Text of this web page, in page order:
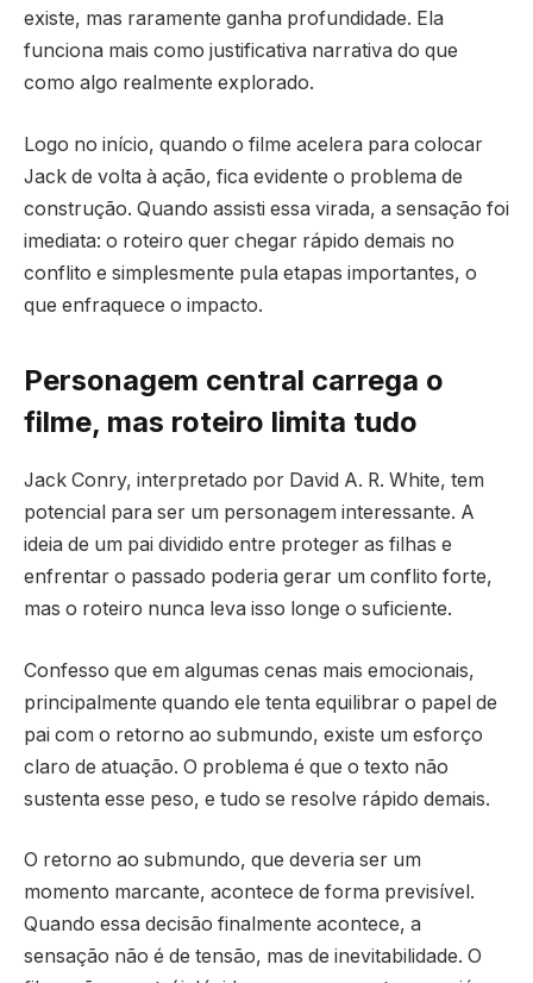
existe, mas raramente ganha profundidade. Ela
funciona mais como justificativa narrativa do que
como algo realmente explorado.
Logo no início, quando o filme acelera para colocar
Jack de volta à ação, fica evidente o problema de
construção. Quando assisti essa virada, a sensação foi
imediata: o roteiro quer chegar rápido demais no
conflito e simplesmente pula etapas importantes, o
que enfraquece o impacto.
Personagem central carrega o
filme, mas roteiro limita tudo
Jack Conry, interpretado por David A. R. White, tem
potencial para ser um personagem interessante. A
ideia de um pai dividido entre proteger as filhas e
enfrentar o passado poderia gerar um conflito forte,
mas o roteiro nunca leva isso longe o suficiente.
Confesso que em algumas cenas mais emocionais,
principalmente quando ele tenta equilibrar o papel de
pai com o retorno ao submundo, existe um esforço
claro de atuação. O problema é que o texto não
sustenta esse peso, e tudo se resolve rápido demais.
O retorno ao submundo, que deveria ser um
momento marcante, acontece de forma previsível.
Quando essa decisão finalmente acontece, a
sensação não é de tensão, mas de inevitabilidade. O